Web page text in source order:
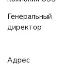
Генеральный
директор
Адрес